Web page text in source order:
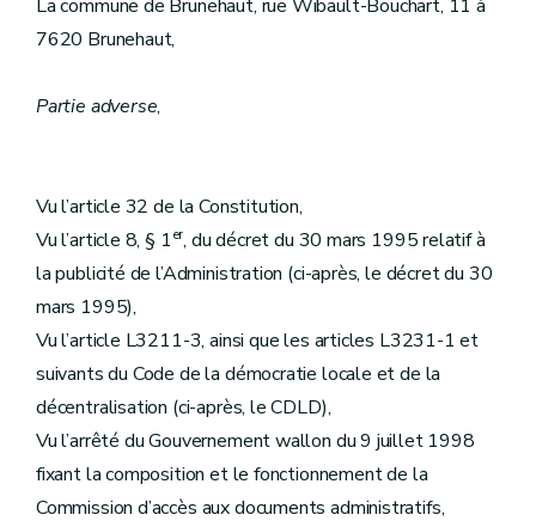
La commune de Brunehaut, rue Wibault-Bouchart, 11 à
7620 Brunehaut,
Partie adverse,
Vu l’article 32 de la Constitution,
Vu l’article 8, § 1er, du décret du 30 mars 1995 relatif à
la publicité de l’Administration (ci-après, le décret du 30
mars 1995),
Vu l’article L3211-3, ainsi que les articles L3231-1 et
suivants du Code de la démocratie locale et de la
décentralisation (ci-après, le CDLD),
Vu l’arrêté du Gouvernement wallon du 9 juillet 1998
fixant la composition et le fonctionnement de la
Commission d’accès aux documents administratifs,